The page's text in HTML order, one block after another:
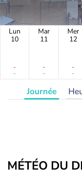
Lun
10
-
-
Mar
11
-
-
Mer
12
-
-
Journée
MÉTÉO DU